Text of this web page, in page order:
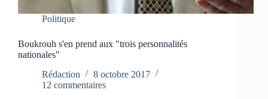
Politique
Boukrouh s'en prend aux "trois personnalités
nationales"
Rédaction
8 octobre 2017
12 commentaires